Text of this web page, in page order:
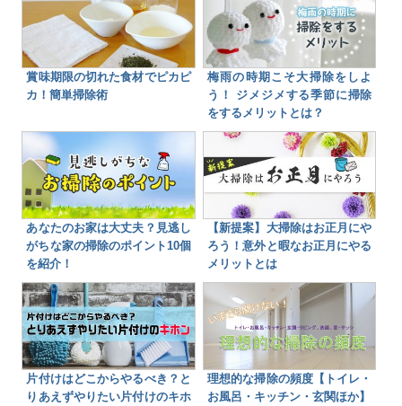
賞味期限の切れた食材でピカピ
カ！簡単掃除術
梅雨の時期こそ大掃除をしよ
う！ ジメジメする季節に掃除
をするメリットとは？
あなたのお家は大丈夫？見逃し
がちな家の掃除のポイント10個
を紹介！
【新提案】大掃除はお正月にや
ろう！意外と暇なお正月にやる
メリットとは
片付けはどこからやるべき？と
りあえずやりたい片付けのキホ
理想的な掃除の頻度【トイレ・
お風呂・キッチン・玄関ほか】